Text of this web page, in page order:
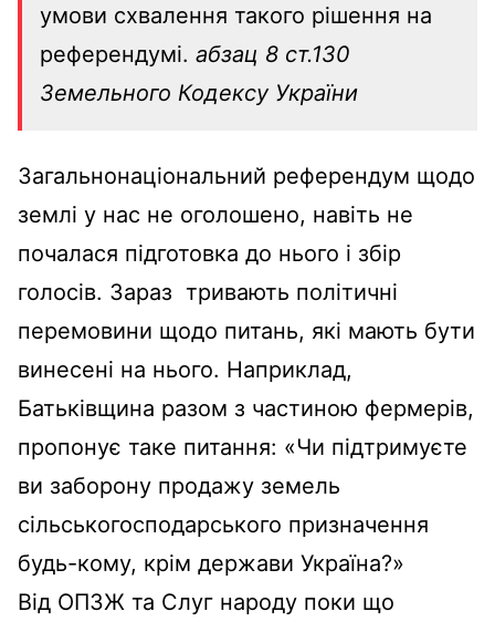
умови схвалення такого рішення на
референдумі. абзац 8 ст.130
Земельного Кодексу України
Загальнонаціональний референдум щодо
землі у нас не оголошено, навіть не
почалася підготовка до нього і збір
голосів. Зараз тривають політичні
перемовини щодо питань, які мають бути
винесені на нього. Наприклад,
Батьківщина разом з частиною фермерів,
пропонує таке питання: «Чи підтримуєте
ви заборону продажу земель
сільськогосподарського призначення
будь-кому, крім держави Україна?»
Від ОПЗЖ та Слуг народу поки що